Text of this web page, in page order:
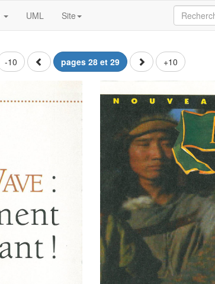
UML Site
-10 pages 28 et 29 +10